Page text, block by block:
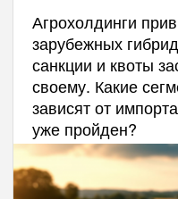
Агрохолдинги
зарубежных
санкции и квоты
своему. Какие
зависят от
уже пройден?